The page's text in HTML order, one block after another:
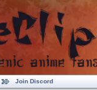
Join Discord